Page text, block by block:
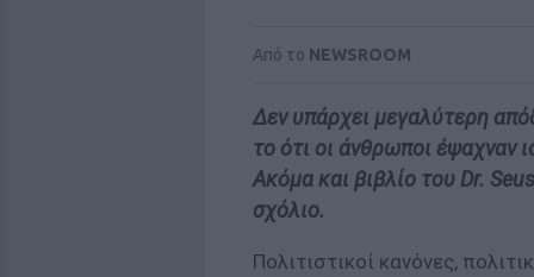
Από το NEWSROOM
Δεν υπάρχει μεγαλύτερη
το ότι οι άνθρωποι έψαχναν
Ακόμα και βιβλίο του Dr.
σχόλιο.
Πολιτιστικοί κανόνες,